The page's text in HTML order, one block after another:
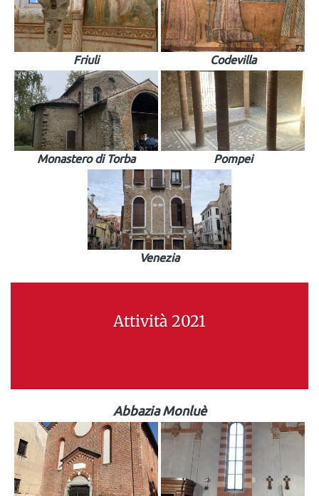
Friuli Codevilla
Monastero di Torba Pompei
Venezia
Attività 2021
Abbazia Monluè